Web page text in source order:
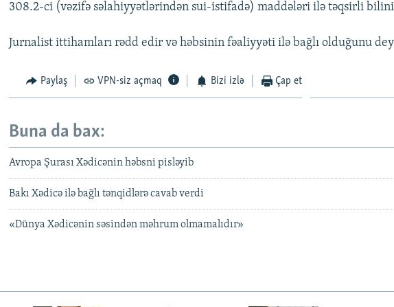
308.2-ci (vəzifə səlahiyyətlərindən sui-istifadə) maddələri ilə təqsirli
Jurnalist ittihamları rədd edir və həbsinin fəaliyyəti ilə bağlı olduğunu
Paylaş VPN-siz açmaq Bizi izlə Çap et
Buna da bax:
Avropa Şurası Xədicənin həbsni pisləyib
Bakı Xədicə ilə bağlı tənqidlərə cavab verdi
«Dünya Xədicənin səsindən məhrum olmamalıdır»